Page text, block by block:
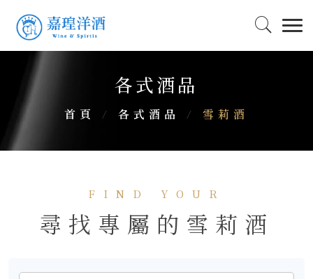
各式酒品
首頁 / 各式酒品 / 雪莉酒
FIND YOUR
尋找專屬的雪莉酒